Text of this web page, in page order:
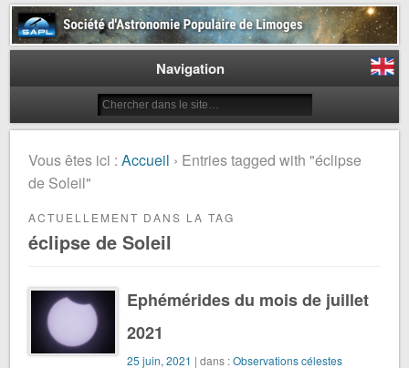
Société d'Astronomie Populaire
de Limoges
Navigation
Vous êtes ici : Accueil › Entries tagged with "éclipse
de Soleil"
ACTUELLEMENT DANS LA TAG
éclipse de Soleil
Ephémérides du mois de juillet
2021
25 juin, 2021 | dans :Observations célestes